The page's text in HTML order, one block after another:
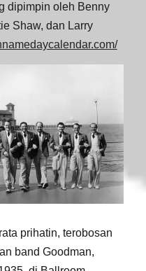
dipimpin oleh Benny
Shaw, dan Larry
prihatin, terobosan
band Goodman,